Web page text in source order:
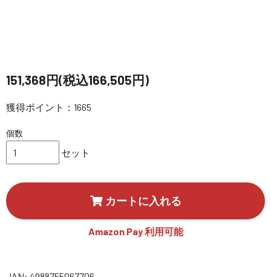
SEKIDO 会社概要
151,368円(税込166,505円)
獲得ポイント：1665
個数
セット
カートに入れる
Amazon Pay 利用可能